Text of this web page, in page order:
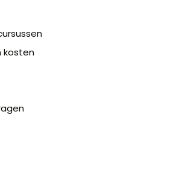
kosten